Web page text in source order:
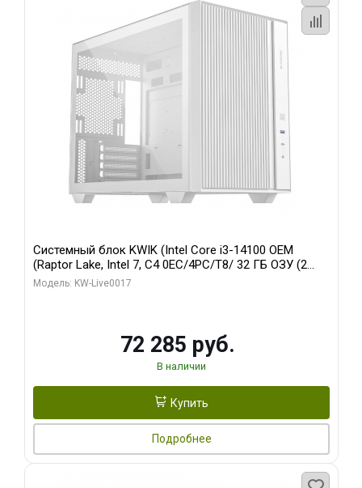
Системный блок KWIK (Intel Core i3-14100 OEM
(Raptor Lake, Intel 7, C4 0EC/4PC/T8/ 32 ГБ ОЗУ (2
модуля)/ Gigabyte Arc A310 WINDFORCE 4GB GDDR6
Модель: KW-Live0017
72 285 руб.
В наличии
Купить
Подробнее